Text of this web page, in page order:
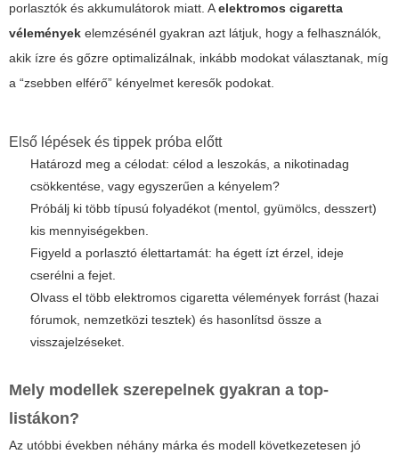
porlasztók és akkumulátorok miatt. Aelektromos cigaretta
vélemények elemzésénél gyakran azt látjuk, hogy a felhasználók,
akik ízre és gőzre optimalizálnak, inkább modokat választanak, míg
a “zsebben elférő” kényelmet keresők podokat.
Első lépések és tippek próba előtt
Határozd meg a célodat: célod a leszokás, a nikotinadag
csökkentése, vagy egyszerűen a kényelem?
Próbálj ki több típusú folyadékot (mentol, gyümölcs, desszert)
kis mennyiségekben.
Figyeld a porlasztó élettartamát: ha égett ízt érzel, ideje
cserélni a fejet.
Olvass el több elektromos cigaretta vélemények forrást (hazai
fórumok, nemzetközi tesztek) és hasonlítsd össze a
visszajelzéseket.
Mely modellek szerepelnek gyakran a top-
listákon?
Az utóbbi években néhány márka és modell következetesen jó